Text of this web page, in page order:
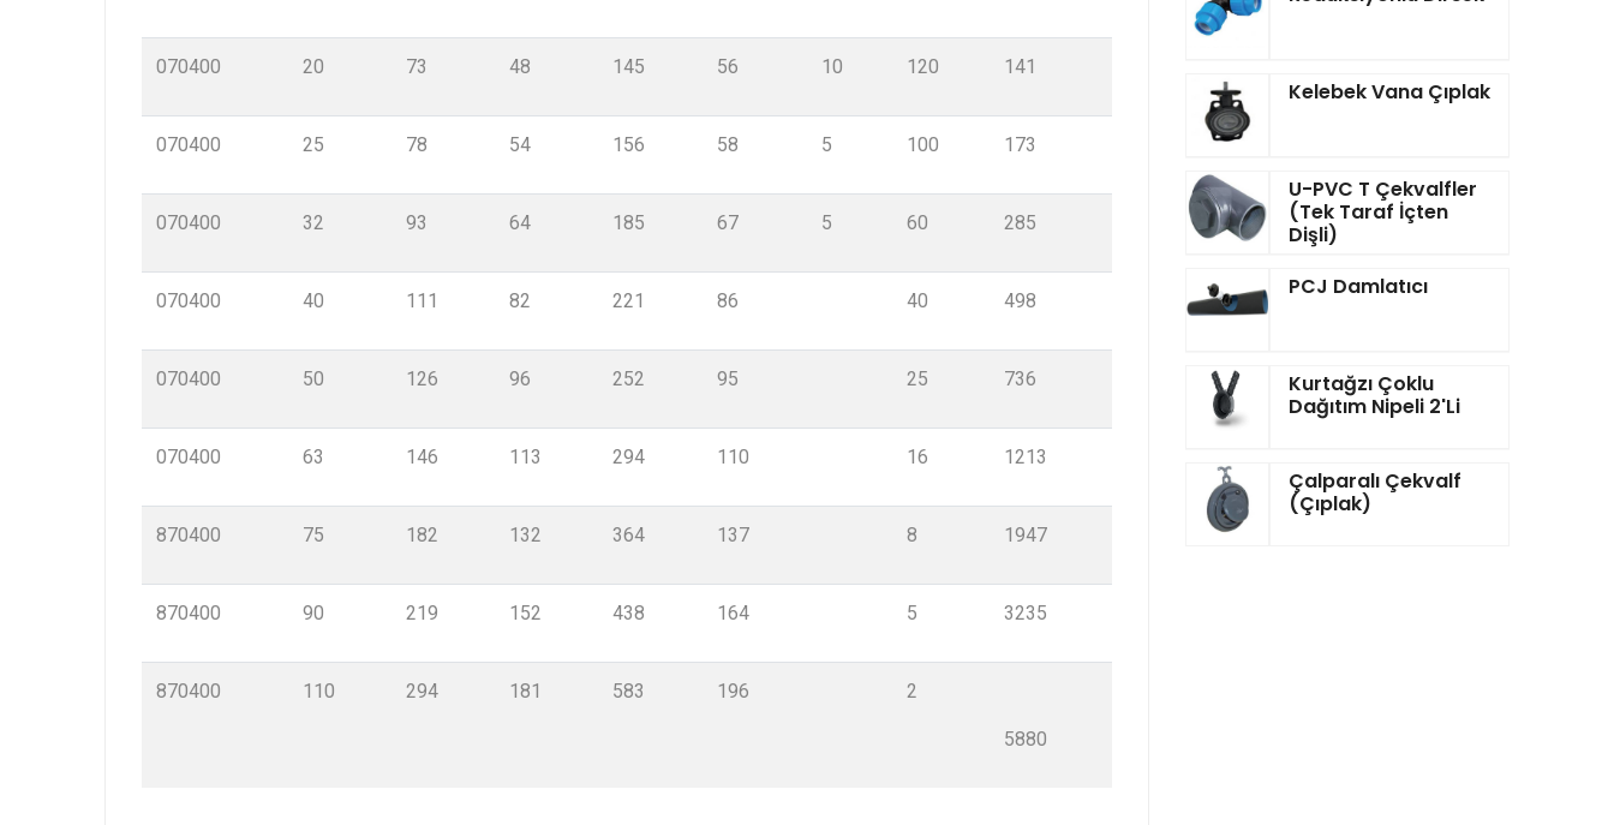
070400 20 73 48 145 56 10 120 141
070400 25 78 54 156 58 5 100 173
070400 32 93 64 185 67 5 60 285
070400 40 111 82 221 86 40 498
070400 50 126 96 252 95 25 736
070400 63 146 113 294 110 16 1213
870400 75 182 132 364 137 8 1947
870400 90 219 152 438 164 5 3235
870400 110 294 181 583 196 2
5880
Kelebek Vana Çıplak
U-PVC T Çekvalfler
(Tek Taraf İçten
Dişli)
PCJ Damlatıcı
Kurtağzı Çoklu
Dağıtım Nipeli 2'li
Çalparalı Çekvalf
(Çıplak)